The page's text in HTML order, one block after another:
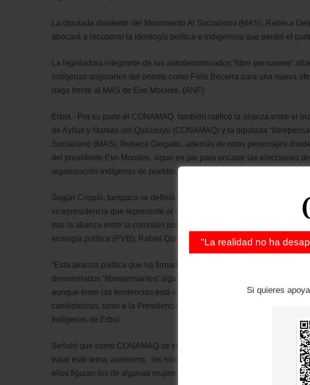
La diputada disidente del Movimiento Al Socialismo (MAS), Rebeca
abocará a recuperar la ideología política e indigenista que perdió el
La legisladora integrante de los autodenominados “libre pensantes”
indígenas originarios del oriente como Félix Becerra para una nueva
haga frente al MAS de Evo Morales. (ANF)
Erbol.- Por su parte el CONAMAQ también ratificó la alianza entre el
de Ayllus y Markas del Qullasuyu (CONAMAQ) y la diputada
Socialismo (MAS), Rebeca Delgado, además de otros personajes
del presidente Evo Morales, sigue en pie para encarar las elecciones
organización indígenas de pueblos de tierras altas del país, David
Según Crispín, tampoco se definió de forma orgánica los nombres de
vicepresidencia que represente al movimiento indígena, pese a que en
tras la alianza entre la comisión política del CONAMAQ y el Partido
ecología política (PVB); Rafael Quispe y Margot Soria eran los elegidos
“Esta alianza política que ha firmado el CONAMAQ con la diputada
denominados ‘librepensantes’ sigue adelante porque si bien no se ha
aunque entre las tendencias está el partido Verde de Bolivia, tampoco
candidaturas, tanto a la Presidencia como a la Vicepresidencia”,
Indígenas de Erbol.
Señaló que como CONAMAQ se tiene previsto para el 8 de noviembre
tratar este tema, asimismo, los nombres de los candidatos, que no
ellos figuran los de algunas mujeres.
"La realidad no ha
Si quieres